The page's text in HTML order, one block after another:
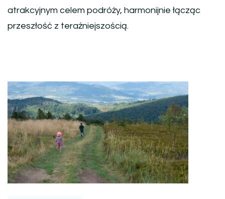
atrakcyjnym celem podróży, harmonijnie łącząc
przeszłość z teraźniejszością.
Nawigacja
wpisu